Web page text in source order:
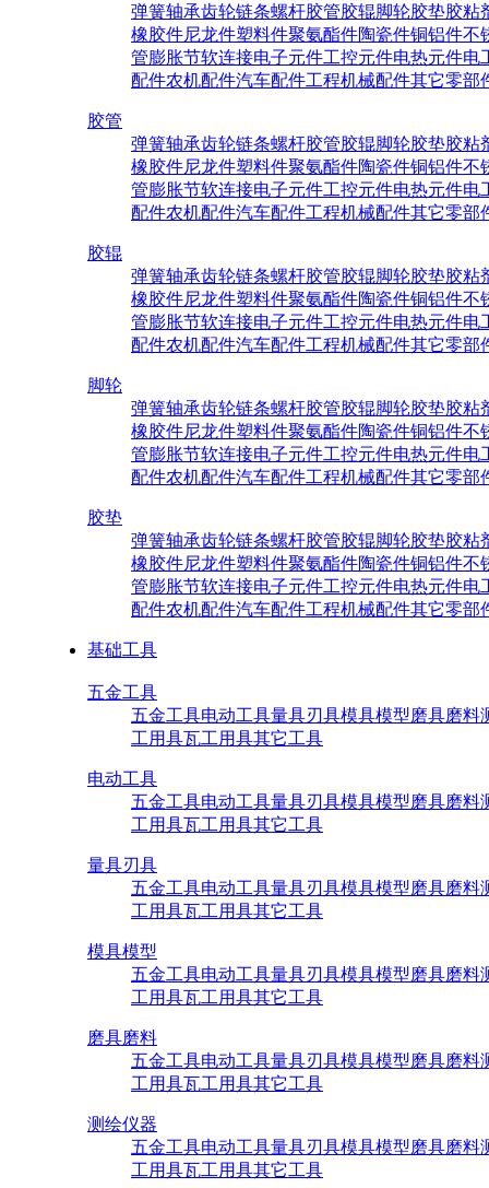
弹簧轴承齿轮链条螺杆胶管胶辊脚轮胶垫胶粘
橡胶件尼龙件塑料件聚氨酯件陶瓷件铜铝件不
管膨胀节软连接电子元件工控元件电热元件电
配件农机配件汽车配件工程机械配件其它零部
胶管
弹簧轴承齿轮链条螺杆胶管胶辊脚轮胶垫胶粘
橡胶件尼龙件塑料件聚氨酯件陶瓷件铜铝件不
管膨胀节软连接电子元件工控元件电热元件电
配件农机配件汽车配件工程机械配件其它零部
胶辊
弹簧轴承齿轮链条螺杆胶管胶辊脚轮胶垫胶粘
橡胶件尼龙件塑料件聚氨酯件陶瓷件铜铝件不
管膨胀节软连接电子元件工控元件电热元件电
配件农机配件汽车配件工程机械配件其它零部
脚轮
弹簧轴承齿轮链条螺杆胶管胶辊脚轮胶垫胶粘
橡胶件尼龙件塑料件聚氨酯件陶瓷件铜铝件不
管膨胀节软连接电子元件工控元件电热元件电
配件农机配件汽车配件工程机械配件其它零部
胶垫
弹簧轴承齿轮链条螺杆胶管胶辊脚轮胶垫胶粘
橡胶件尼龙件塑料件聚氨酯件陶瓷件铜铝件不
管膨胀节软连接电子元件工控元件电热元件电
配件农机配件汽车配件工程机械配件其它零部
基础工具
五金工具
五金工具电动工具量具刃具模具模型磨具磨料
工用具瓦工用具其它工具
电动工具
五金工具电动工具量具刃具模具模型磨具磨料
工用具瓦工用具其它工具
量具刃具
五金工具电动工具量具刃具模具模型磨具磨料
工用具瓦工用具其它工具
模具模型
五金工具电动工具量具刃具模具模型磨具磨料
工用具瓦工用具其它工具
磨具磨料
五金工具电动工具量具刃具模具模型磨具磨料
工用具瓦工用具其它工具
测绘仪器
五金工具电动工具量具刃具模具模型磨具磨料
工用具瓦工用具其它工具